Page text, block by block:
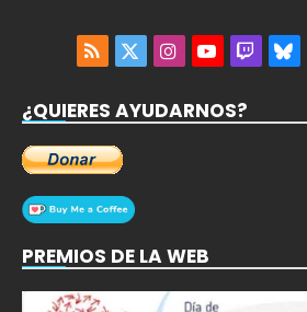
RSS
X
InstagramYouTubeTwitch
¿QUIERES AYUDARNOS?
PREMIOS DE LA WEB